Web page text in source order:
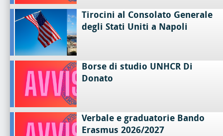
Tirocini al Consolato Generale
degli Stati Uniti a Napoli
Borse di studio UNHCR Di
Donato
Verbale e graduatorie Bando
Erasmus 2026/2027